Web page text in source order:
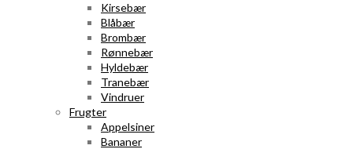
Kirsebær
Blåbær
Brombær
Rønnebær
Hyldebær
Tranebær
Vindruer
Frugter
Appelsiner
Bananer